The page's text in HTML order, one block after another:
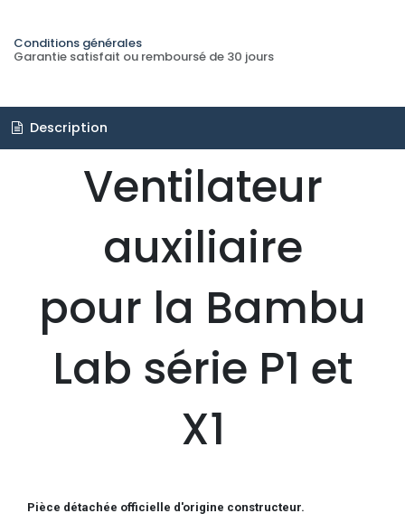
Conditions générales
Garantie satisfait ou remboursé de 30 jours
Description
Ventilateur
auxiliaire
pour la Bambu
Lab série P1 et
X1
Pièce détachée officielle d'origine constructeur.